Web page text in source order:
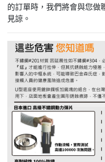
的訂單時，我們將會與您做
見諒。